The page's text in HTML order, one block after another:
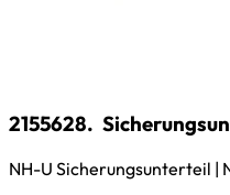
2155628.
NH-U Sicherungsunterteil |